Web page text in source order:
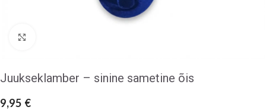
Juukseklamber – sinine sametine õis
9,95 €